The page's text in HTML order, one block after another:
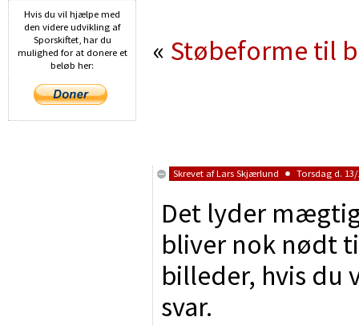
« Støbeforme til
Skrevet afLars Skjærlund Torsdag d. 13/
Det lyder
bliver nok nødt
billeder, hvis du
svar.
Hvis du vil hjælpe med
den videre udvikling af
Sporskiftet, har du
mulighed for at donere et
beløb her: